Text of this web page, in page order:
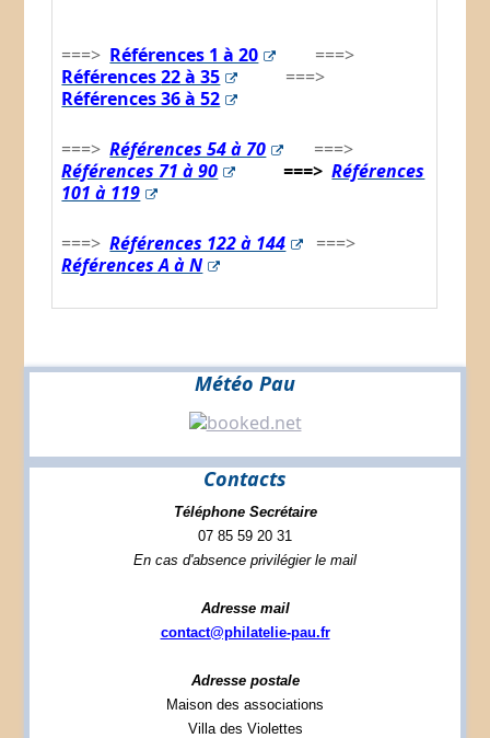
===> Références 1 à 20
===>
Références22 à 35
===>
Références 36 à 52
===>Références 54 à 70
===>
Références 71 à 90
===> Références
101 à 119
===>Références 122 à 144
===>
Références A à N
Météo Pau
Contacts
Téléphone Secrétaire
07 85 59 20 31
En cas d'absence privilégier le mail
Adresse mail
contact@philatelie-pau.fr
Adresse postale
Maison des associations
Villa des Violettes